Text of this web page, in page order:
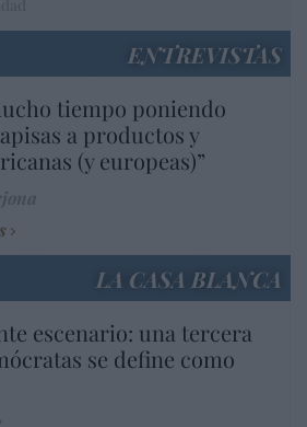
ENTREVISTAS
tiempo poniendo
a productos y
(y europeas)”
LA CASA BLANCA
escenario: una tercera
se define como